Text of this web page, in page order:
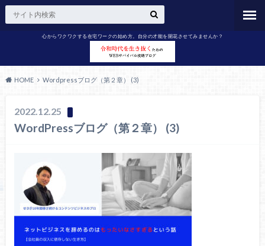
心からワクワクする在宅ワークの始め方。自分の才能を開花させてみませんか？
HOME Wordpressブログ（第２章） (3)
2022.12.25
WordPressブログ（第２章） (3)